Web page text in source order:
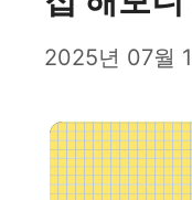
2025년 07월